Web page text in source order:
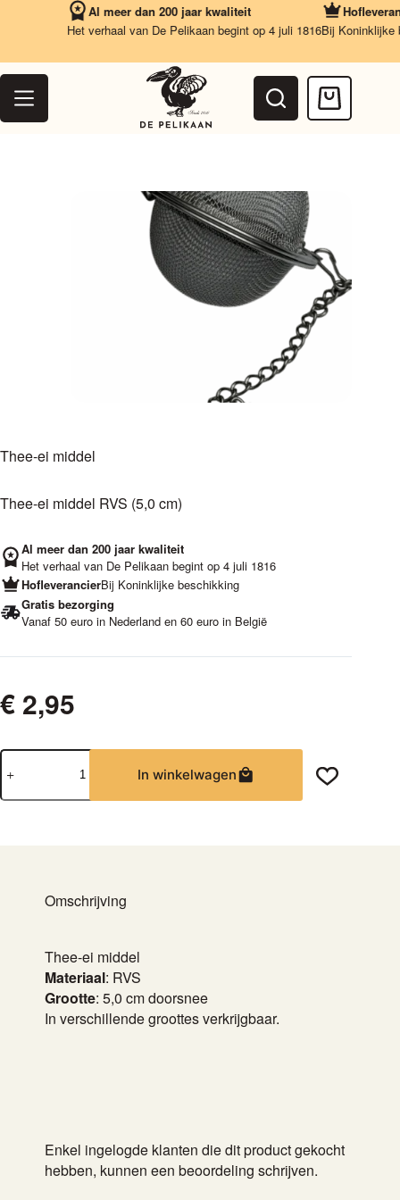
inhoud
Al meer dan 200 jaar kwaliteit
Het verhaal van De Pelikaan begint op 4 juli 1816Bij Koninklijke
Thee-ei middel
Thee-ei middel RVS (5,0 cm)
Al meer dan 200 jaar kwaliteit
Het verhaal van De Pelikaan begint op 4 juli 1816
HofleverancierBij Koninklijke beschikking
Gratis bezorging
Vanaf 50 euro in Nederland en 60 euro in België
€ 2,95
Thee-
ei
middel
In winkelwagen
Omschrijving
Thee-ei middel
Materiaal: RVS
Grootte: 5,0 cm doorsnee
In verschillende groottes verkrijgbaar.
Enkel ingelogde klanten die dit product gekocht
hebben, kunnen een beoordeling schrijven.